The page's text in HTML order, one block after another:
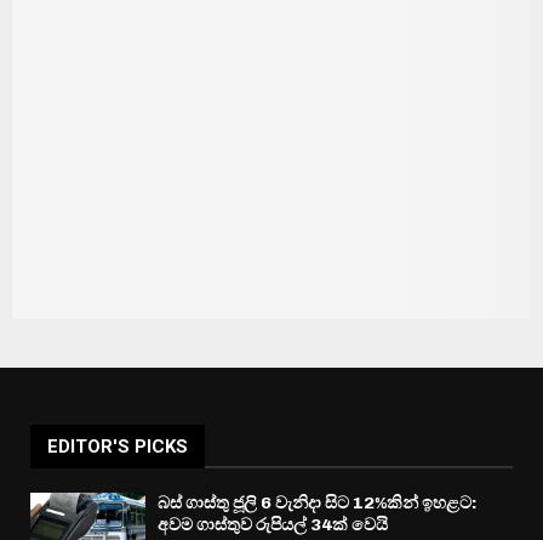
EDITOR'S PICKS
බස් ගාස්තු ජූලි 6 වැනිදා සිට 12%කින් ඉහළට:
අවම ගාස්තුව රුපියල් 34ක් වෙයි